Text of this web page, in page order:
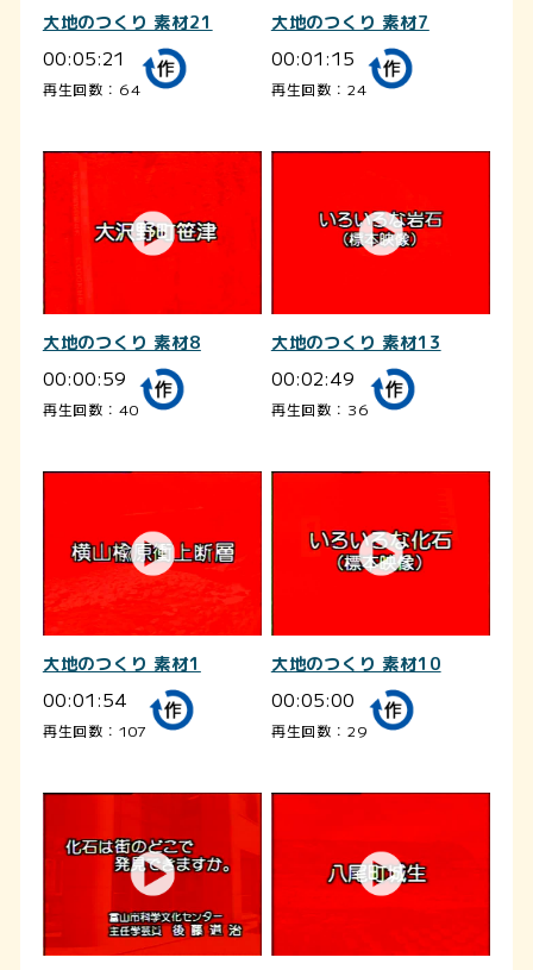
大地のつくり 素材21
00:05:21
再生回数：64
大地のつくり 素材7
00:01:15
再生回数：24
大地のつくり 素材8
00:00:59
再生回数：40
大地のつくり 素材13
00:02:49
再生回数：36
大地のつくり 素材1
00:01:54
再生回数：107
大地のつくり 素材10
00:05:00
再生回数：29